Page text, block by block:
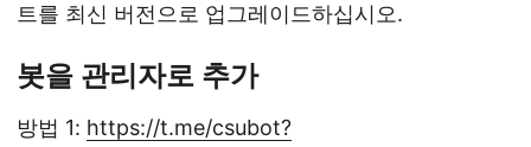
트를 최신 버전으로 업그레이드하십시오.
봇을 관리자로 추가
방법 1: https://t.me/csubot?